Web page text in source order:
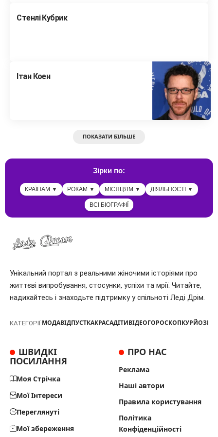
Стенлі Кубрик
Ітан Коен
ПОКАЗАТИ БІЛЬШЕ
Зірки по:
КРАЇНАМ ▼ РОКАМ ▼ МІСЯЦЯМ ▼ ДІЯЛЬНОСТІ ▼
ВСІ БІОГРАФІЇ
Унікальний портал з реальними жіночими історіями про
життєві випробування, стосунки, успіхи та мрії. Читайте,
надихайтесь і знаходьте підтримку у спільноті Леді Дрім.
КАТЕГОРІЇ:МОДАВІДПУСТКАКРАСАДІТИВІДЕОГОРОСКОПКУРЙОЗИ
ШВИДКІ
ПОСИЛАННЯ
Моя Стрічка
Мої Інтереси
Переглянуті
Мої збереження
ПРО НАС
Реклама
Наші автори
Правила користування
Політика
Конфіденційності